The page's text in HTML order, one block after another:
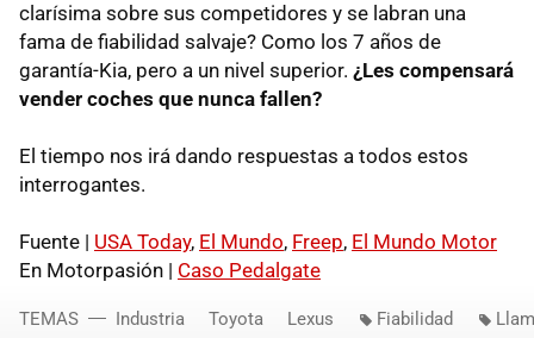
clarísima sobre sus competidores y se labran una
fama de fiabilidad salvaje? Como los 7 años de
garantía-Kia, pero a un nivel superior. ¿Les compensará
vender coches que nunca fallen?
El tiempo nos irá dando respuestas a todos estos
interrogantes.
Fuente | USA Today, El Mundo, Freep, El Mundo Motor
En Motorpasión | Caso Pedalgate
TEMAS Industria Toyota Lexus Fiabilidad